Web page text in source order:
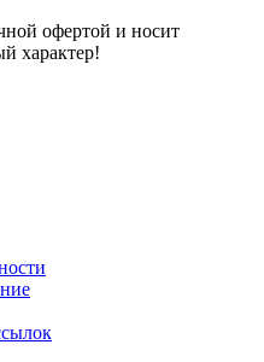
офертой и носит
характер!